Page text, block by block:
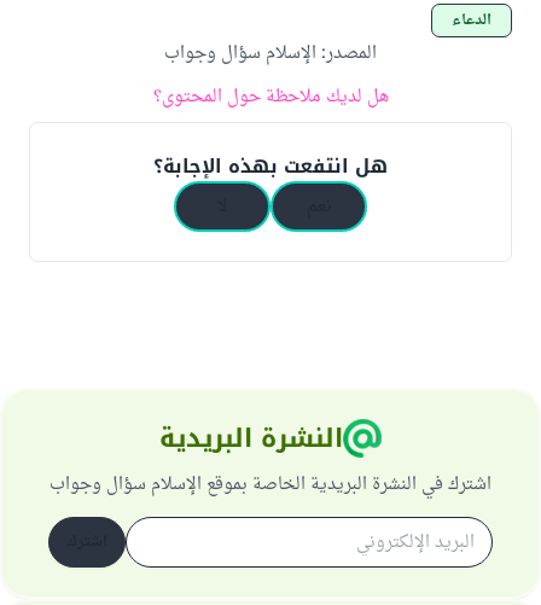
الدعاء
المصدر: الإسلام سؤال وجواب
هل لديك ملاحظة حول المحتوى؟
هل انتفعت بهذه الإجابة؟
النشرة البريدية
اشترك في النشرة البريدية الخاصة بموقع الإسلام سؤال وجواب